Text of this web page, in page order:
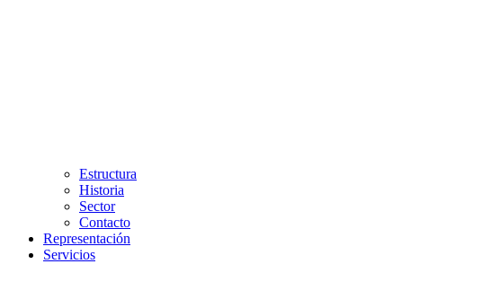
Estructura
Historia
Sector
Contacto
Representación
Servicios